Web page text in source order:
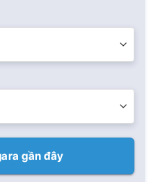
gần đây